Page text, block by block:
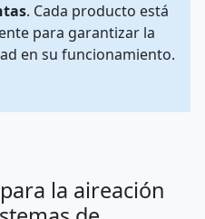
. Cada producto está
para garantizar la
en su funcionamiento.
la aireación